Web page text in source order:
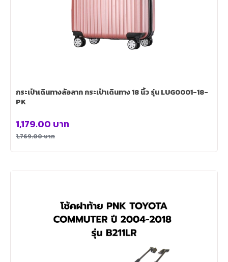
กระเป๋าเดินทางล้อลาก กระเป๋าเดินทาง 18 นิ้ว รุ่น LUG0001-18-
PK
1,769.00บาท
1,179.00 บาท